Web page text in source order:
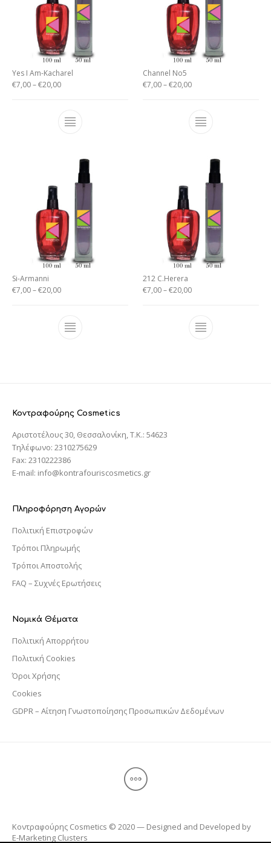
Yes I Am-Kacharel
€7,00–€20,00
Channel No5
€7,00–€20,00
Si-Armanni
€7,00–€20,00
212 C.Herera
€7,00–€20,00
Κοντραφούρης Cosmetics
Αριστοτέλους 30, Θεσσαλονίκη, T.K.: 54623
Τηλέφωνο: 2310275629
Fax: 2310222386
E-mail: info@kontrafouriscosmetics.gr
Πληροφόρηση Αγορών
Πολιτική Επιστροφών
Τρόποι Πληρωμής
Τρόποι Αποστολής
FAQ – Συχνές Ερωτήσεις
Νομικά Θέματα
Πολιτική Απορρήτου
Πολιτική Cookies
Όροι Χρήσης
Cookies
GDPR – Αίτηση Γνωστοποίησης Προσωπικών Δεδομένων
Κοντραφούρης Cosmetics © 2020 — Designed and Developed by
E-Marketing Clusters